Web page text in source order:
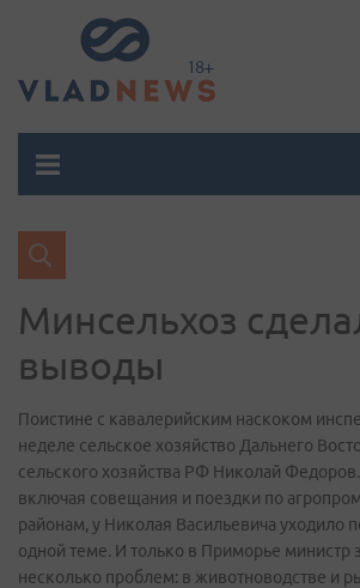
Минсельхоз
выводы
Поистине с кавалерийским наскоком
неделе сельское хозяйство Дальнего
сельского хозяйства РФ Николай
включая совещания и поездки по
районам, у Николая Васильевича уходило
одной теме. И только в Приморье министр
несколько проблем: в животноводстве и